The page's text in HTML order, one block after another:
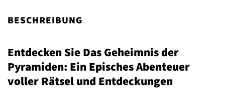
BESCHREIBUNG
Entdecken Sie Das Geheimnis der
Pyramiden: Ein Episches Abenteuer
voller Rätsel und Entdeckungen